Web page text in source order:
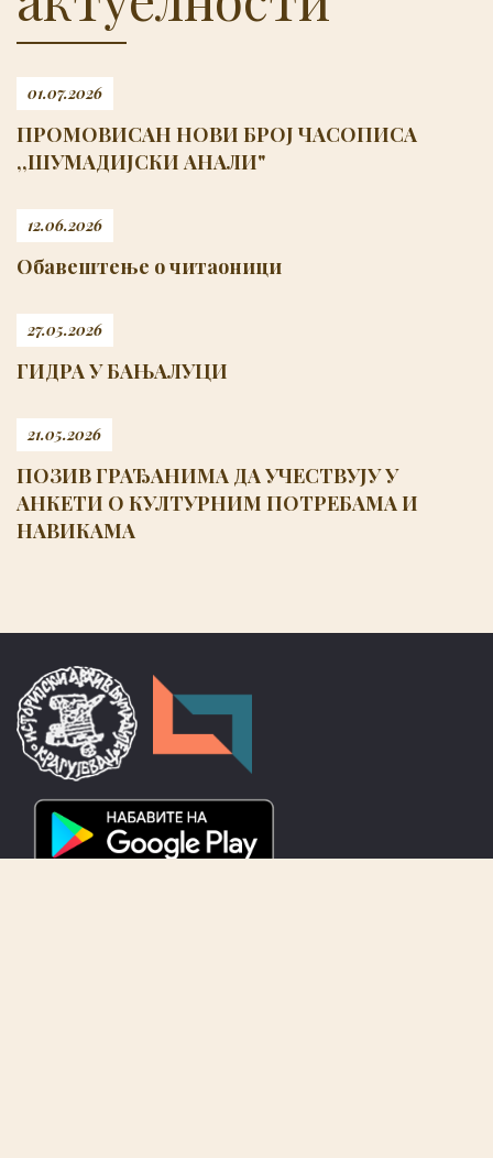
01.07.2026
ПРОМОВИСАН НОВИ БРОЈ ЧАСОПИСА
,,ШУМАДИЈСКИ АНАЛИ"
12.06.2026
Обавештење о читаоници
27.05.2026
ГИДРА У БАЊАЛУЦИ
21.05.2026
ПОЗИВ ГРАЂАНИМА ДА УЧЕСТВУЈУ У
АНКЕТИ О КУЛТУРНИМ ПОТРЕБАМА И
НАВИКАМА